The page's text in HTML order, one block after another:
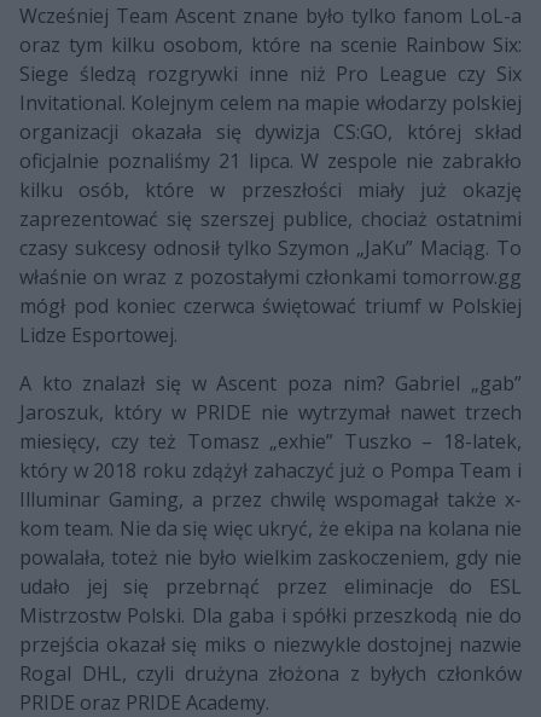
Wcześniej Team Ascent znane było tylko fanom LoL-a
oraz tym kilku osobom, które na scenie Rainbow Six:
Siege śledzą rozgrywki inne niż Pro League czy Six
Invitational. Kolejnym celem na mapie włodarzy polskiej
organizacji okazała się dywizja CS:GO, której skład
oficjalnie poznaliśmy 21 lipca. W zespole nie zabrakło
kilku osób, które w przeszłości miały już okazję
zaprezentować się szerszej publice, chociaż ostatnimi
czasy sukcesy odnosił tylko Szymon „JaKu” Maciąg. To
właśnie on wraz z pozostałymi członkami tomorrow.gg
mógł pod koniec czerwca świętować triumf w Polskiej
Lidze Esportowej.
A kto znalazł się w Ascent poza nim? Gabriel „gab”
Jaroszuk, który w PRIDE nie wytrzymał nawet trzech
miesięcy, czy też Tomasz „exhie” Tuszko – 18-latek,
który w 2018 roku zdążył zahaczyć już o Pompa Team i
Illuminar Gaming, a przez chwilę wspomagał także x-
kom team. Nie da się więc ukryć, że ekipa na kolana nie
powalała, toteż nie było wielkim zaskoczeniem, gdy nie
udało jej się przebrnąć przez eliminacje do ESL
Mistrzostw Polski. Dla gaba i spółki przeszkodą nie do
przejścia okazał się miks o niezwykle dostojnej nazwie
Rogal DHL, czyli drużyna złożona z byłych członków
PRIDE oraz PRIDE Academy.